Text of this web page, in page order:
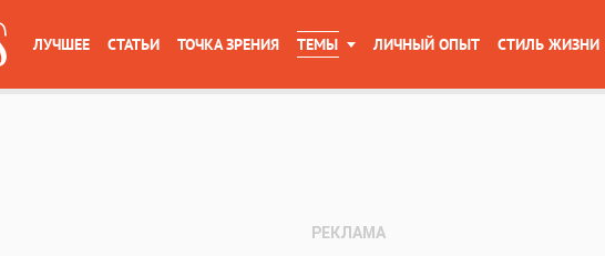
ЛУЧШЕЕ СТАТЬИ ТОЧКА ЗРЕНИЯ ТЕМЫ ЛИЧНЫЙ ОПЫТ СТИЛЬ ЖИЗНИ